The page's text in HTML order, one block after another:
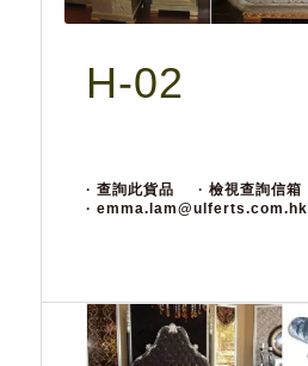
H-02
· 查詢此貨品
· 檢視查詢信箱
· emma.lam@ulferts.com.hk